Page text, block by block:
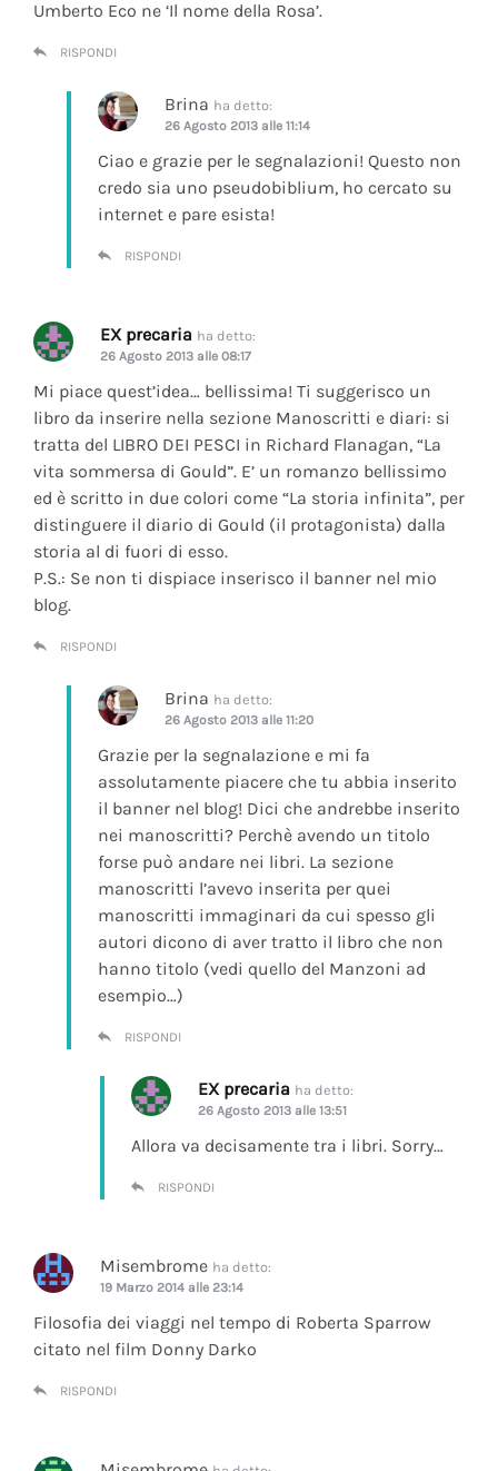
Umberto Eco ne ‘Il nome della Rosa’.
RISPONDI
Brina ha detto:
26 Agosto 2013 alle 11:14
Ciao e grazie per le segnalazioni! Questo non
credo sia uno pseudobiblium, ho cercato su
internet e pare esista!
RISPONDI
EX precaria ha detto:
26 Agosto 2013 alle 08:17
Mi piace quest’idea… bellissima! Ti suggerisco un
libro da inserire nella sezione Manoscritti e diari: si
tratta del LIBRO DEI PESCI in Richard Flanagan, “La
vita sommersa di Gould”. E’ un romanzo bellissimo
ed è scritto in due colori come “La storia infinita”, per
distinguere il diario di Gould (il protagonista) dalla
storia al di fuori di esso.
P.S.: Se non ti dispiace inserisco il banner nel mio
blog.
RISPONDI
Brina ha detto:
26 Agosto 2013 alle 11:20
Grazie per la segnalazione e mi fa
assolutamente piacere che tu abbia inserito
il banner nel blog! Dici che andrebbe inserito
nei manoscritti? Perchè avendo un titolo
forse può andare nei libri. La sezione
manoscritti l’avevo inserita per quei
manoscritti immaginari da cui spesso gli
autori dicono di aver tratto il libro che non
hanno titolo (vedi quello del Manzoni ad
esempio…)
RISPONDI
EX precaria ha detto:
26 Agosto 2013 alle 13:51
Allora va decisamente tra i libri. Sorry…
RISPONDI
Misembrome ha detto:
19 Marzo 2014 alle 23:14
Filosofia dei viaggi nel tempo di Roberta Sparrow
citato nel film Donny Darko
RISPONDI